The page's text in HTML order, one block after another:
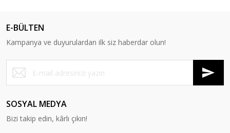
E-BÜLTEN
Kampanya ve duyurulardan ilk siz haberdar olun!
SOSYAL MEDYA
Bizi takip edin, kârlı çıkın!